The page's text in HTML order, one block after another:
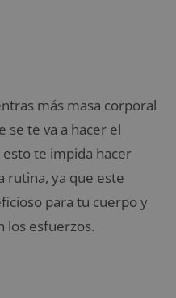
más masa corporal
se te va a hacer el
te impida hacer
rutina, ya que este
para tu cuerpo y
los esfuerzos.